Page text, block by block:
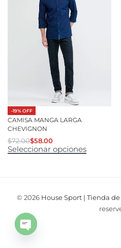
-19% OFF
CAMISA MANGA LARGA
CHEVIGNON
$72.00$58.00
Seleccionar opciones
© 2026 House Sport | Tienda
Open